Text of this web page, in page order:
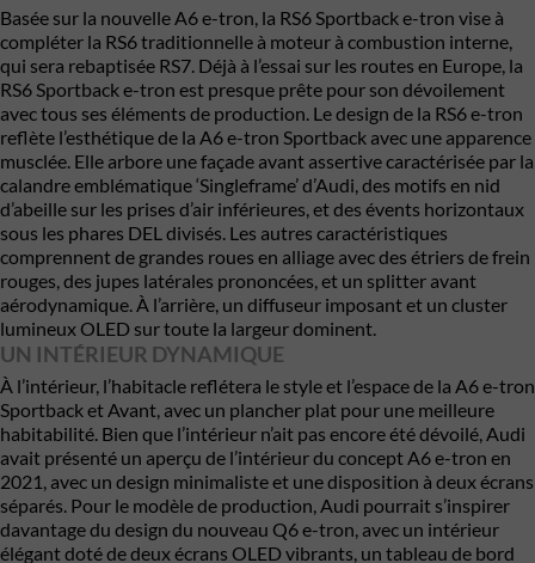
Basée sur la nouvelle A6 e-tron, la RS6 Sportback e-tron vise à
compléter la RS6 traditionnelle à moteur à combustion interne,
qui sera rebaptisée RS7. Déjà à l’essai sur les routes en Europe, la
RS6 Sportback e-tron est presque prête pour son dévoilement
avec tous ses éléments de production. Le design de la RS6 e-tron
reflète l’esthétique de la A6 e-tron Sportback avec une apparence
musclée. Elle arbore une façade avant assertive caractérisée par la
calandre emblématique ‘Singleframe’ d’Audi, des motifs en nid
d’abeille sur les prises d’air inférieures, et des évents horizontaux
sous les phares DEL divisés. Les autres caractéristiques
comprennent de grandes roues en alliage avec des étriers de frein
rouges, des jupes latérales prononcées, et un splitter avant
aérodynamique. À l’arrière, un diffuseur imposant et un cluster
lumineux OLED sur toute la largeur dominent.
UN INTÉRIEUR DYNAMIQUE
À l’intérieur, l’habitacle reflétera le style et l’espace de la A6 e-tron
Sportback et Avant, avec un plancher plat pour une meilleure
habitabilité. Bien que l’intérieur n’ait pas encore été dévoilé, Audi
avait présenté un aperçu de l’intérieur du concept A6 e-tron en
2021, avec un design minimaliste et une disposition à deux écrans
séparés. Pour le modèle de production, Audi pourrait s’inspirer
davantage du design du nouveau Q6 e-tron, avec un intérieur
élégant doté de deux écrans OLED vibrants, un tableau de bord